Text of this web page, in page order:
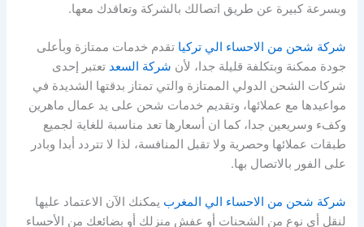
وبسرعة كبيرة عن طريق اتصالك بالشركة وتعاقدك معها.
شركة شحن من الاحساء الي تركيا تقدم خدمات ممتازة وبأعلى
جودة ممكنة وبتكلفة قليلة جدا، لأن شركة السعد تعتبر إحدى
شركات الشحن الدولي الممتازة والتي تمتاز بدقتها الشديدة في
مواعيدها مع عملائها، وتقديم خدمات شحن على يد عمال ماهرين
وكفء وسريعين جدا، كما ان أسعارها تعد مناسبة للغاية لجميع
طبقات عملائها وحصرية ولا تقبل المنافسة، لذا لا تتردد أبدا وبادر
على الفور بالاتصال بها.
شركة شحن من الاحساء الي المغرب يمكنك الآن الاعتماد عليها
لنقل أي نوع من الشحنات أو عفش منزلك أو بضائعك من الأحساء